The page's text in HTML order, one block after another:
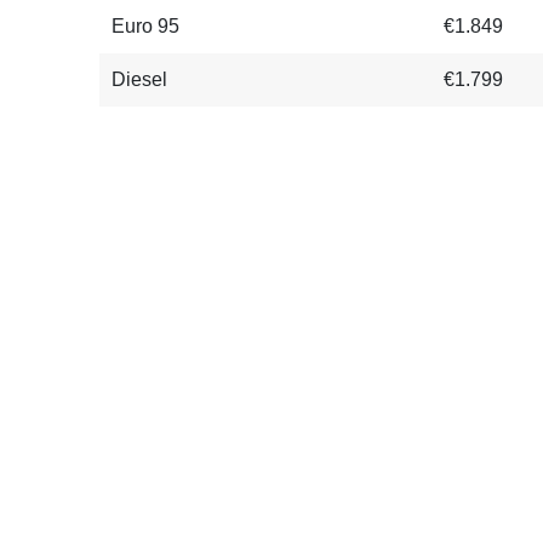
Euro 95 €1.849
Diesel €1.799